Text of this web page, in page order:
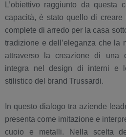
L’obiettivo raggiunto da
capacità, è stato quello di creare
complete di arredo per la casa
tradizione e dell’eleganza che la
attraverso la creazione di una
integra nel design di interni e
stilistico del brand Trussardi.
In questo dialogo tra aziende
presenta come imitazione e
cuoio e metalli. Nella scelta